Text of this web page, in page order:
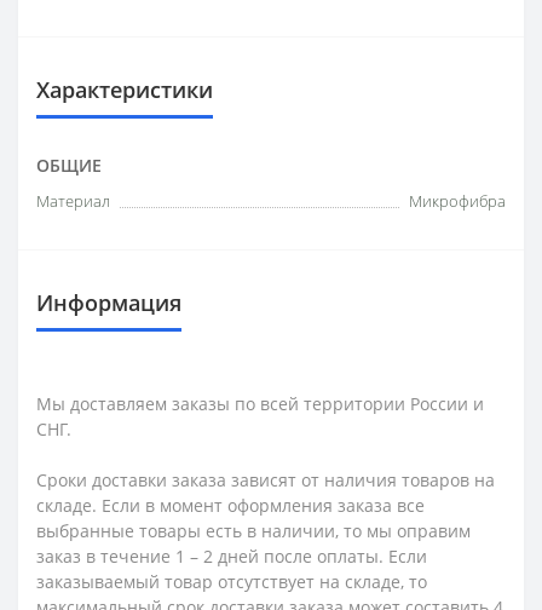
Характеристики
ОБЩИЕ
Материал Микрофибра
Информация
Мы доставляем заказы по всей территории России и
СНГ.
Сроки доставки заказа зависят от наличия товаров на
складе. Если в момент оформления заказа все
выбранные товары есть в наличии, то мы оправим
заказ в течение 1 – 2 дней после оплаты. Если
заказываемый товар отсутствует на складе, то